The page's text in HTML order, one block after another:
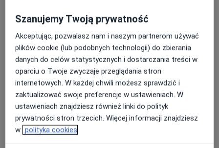
Bezpieczne płatności
mgr Bartosz Choiński
Psycholog, Psycholog dziecięcy· Więcej
10 opinii
Adres 1 Adres 2 Online
Szanujemy Twoją prywatność
Akceptując, pozwalasz nam i naszym partnerom używać
plików cookie (lub podobnych technologii) do zbierania
danych do celów statystycznych i dostarczania treści w
oparciu o Twoje zwyczaje przeglądania stron
internetowych. W każdej chwili możesz sprawdzić i
zaktualizować swoje preferencje w ustawieniach. W
ustawieniach znajdziesz również linki do polityk
prywatności stron trzecich. Więcej informacji znajdziesz
w polityka cookies